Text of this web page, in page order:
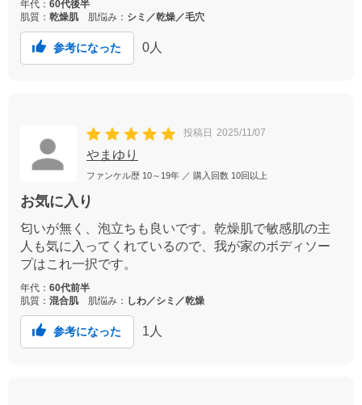
年代： 60代後半
肌質： 乾燥肌 肌悩み： シミ／乾燥／毛穴
参考になった 0 人
投稿日 2025/11/07
やまゆり
ファンケル歴 10～19年 ／ 購入回数 10回以上
お気に入り
匂いが無く、泡立ちも良いです。乾燥肌で敏感肌の主
人も気に入ってくれているので、我が家のボディソー
プはこれ一択です。
年代： 60代前半
肌質： 混合肌 肌悩み： しわ／シミ／乾燥
参考になった 1 人